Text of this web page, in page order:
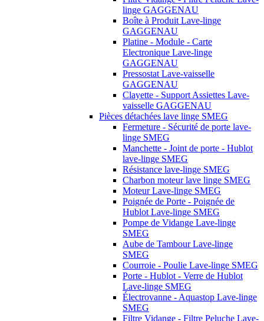
linge GAGGENAU
Boîte à Produit Lave-linge
GAGGENAU
Platine - Module - Carte
Electronique Lave-linge
GAGGENAU
Pressostat Lave-vaisselle
GAGGENAU
Clayette - Support Assiettes Lave-
vaisselle GAGGENAU
Pièces détachées lave linge SMEG
Fermeture - Sécurité de porte lave-
linge SMEG
Manchette - Joint de porte - Hublot
lave-linge SMEG
Résistance lave-linge SMEG
Charbon moteur lave linge SMEG
Moteur Lave-linge SMEG
Poignée de Porte - Poignée de
Hublot Lave-linge SMEG
Pompe de Vidange Lave-linge
SMEG
Aube de Tambour Lave-linge
SMEG
Courroie - Poulie Lave-linge SMEG
Porte - Hublot - Verre de Hublot
Lave-linge SMEG
Électrovanne - Aquastop Lave-linge
SMEG
Filtre Vidange - Filtre Peluche Lave-